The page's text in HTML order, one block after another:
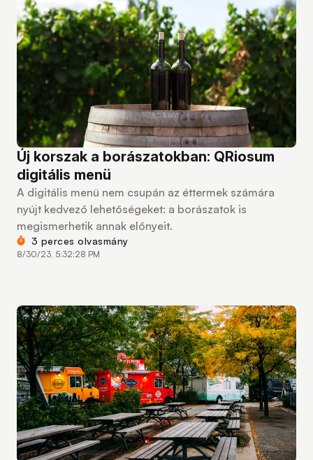
Új korszak a borászatokban: QRiosum
digitális menü
A digitális menü nem csupán az éttermek számára
nyújt kedvező lehetőségeket: a borászatok is
megismerhetik annak előnyeit.
3 perces olvasmány
8/30/23, 5:32:28 PM